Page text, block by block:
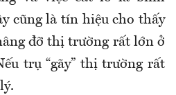
cũng là tín hiệu cho thấy
đỡ thị trường rất lớn ở
trụ “gãy” thị trường rất